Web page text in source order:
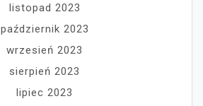
listopad 2023
październik 2023
wrzesień 2023
sierpień 2023
lipiec 2023